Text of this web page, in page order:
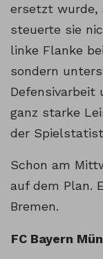
ersetzt wurde,
steuerte sie
linke Flanke
sondern
Defensivarbeit
ganz starke
der
Schon am
auf dem Plan.
Bremen.
FC Bayern